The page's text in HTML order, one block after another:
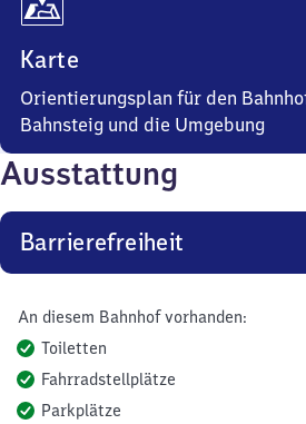
Karte
Orientierungsplan für den
Bahnsteig und die Umgebung
Ausstattung
Barrierefreiheit
An diesem Bahnhof vorhanden:
Toiletten
Fahrradstellplätze
Parkplätze